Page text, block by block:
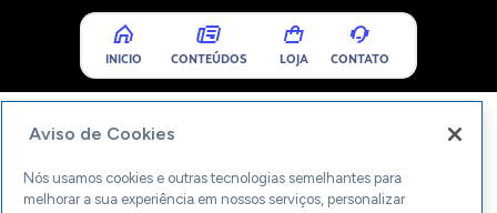
INICIO CONTEÚDOS LOJA CONTATO
Aviso de Cookies
Nós usamos cookies e outras tecnologias semelhantes para
melhorar a sua experiência em nossos serviços, personalizar